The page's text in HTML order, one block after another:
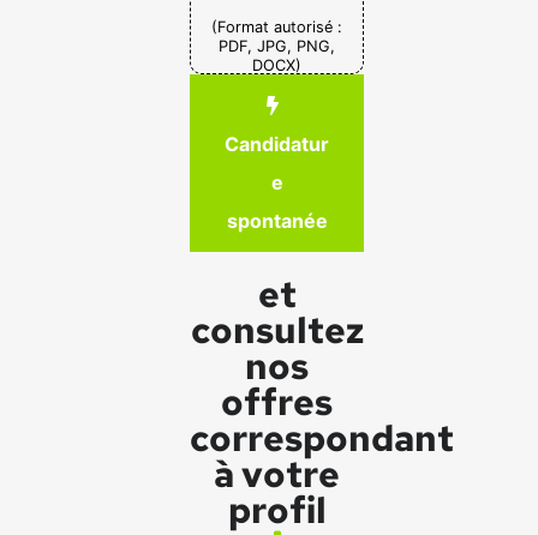
(Format autorisé :
PDF, JPG, PNG,
DOCX)
Candidatur
e
spontanée
et
consultez
nos
offres
correspondant
à votre
profil